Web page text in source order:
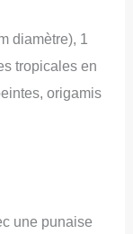
diamètre), 1
tropicales en
origamis
une punaise